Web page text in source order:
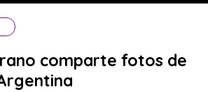
comparte fotos de